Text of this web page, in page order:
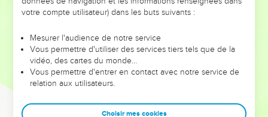
leur foi ou leur vision. Mais on voit moins les doutes, les erreurs
et les saisons difficiles qu'ils ont traversés, alors même que ce
sont elles qui les ont façonnés.
Dans cette conférence, leaders, entrepreneurs, et responsables
clés pour avancer avec plus de sagesse afin que leurs erreurs
votre compte utilisateur) dans les buts suivants :
Mesurer l'audience de notre service
Vous permettre d'utiliser des services tiers tels que de la
vidéo, des cartes du monde…
Vous permettre d'entrer en contact avec notre service de
relation aux utilisateurs.
Choisir mes cookies